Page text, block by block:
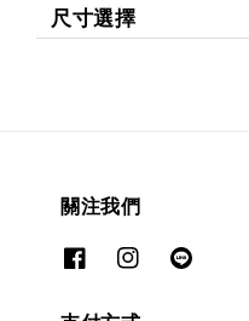
尺寸選擇
關注我們